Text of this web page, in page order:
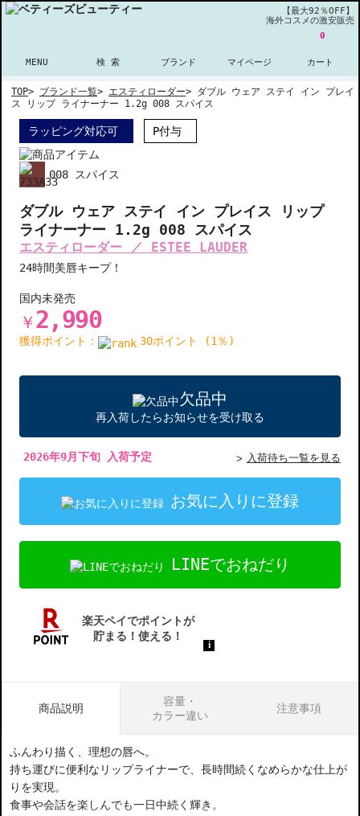
【最大92％OFF】
海外コスメの激安販売
MENU 検 索 ブランド マイページ
0
カート
TOP> ブランド一覧> エスティローダー> ダブル ウェア ステイ イン プレイ
ス リップ ライナーナー 1.2g 008 スパイス
ラッピング対応可 P付与
008 スパイス
ダブル ウェア ステイ イン プレイス リップ
ライナーナー 1.2g 008 スパイス
エスティローダー ／ ESTEE LAUDER
24時間美唇キープ！
国内未発売
￥ 2,990
獲得ポイント： 30ポイント (1％)
欠品中
再入荷したらお知らせを受け取る
2026年9月下旬 入荷予定 入荷待ち一覧を見る
お気に入りに登録
LINEでおねだり
商品説明
容量・
カラー違い
注意事項
ふんわり描く、理想の唇へ。
持ち運びに便利なリップライナーで、長時間続くなめらかな仕上が
りを実現。
食事や会話を楽しんでも一日中続く輝き。